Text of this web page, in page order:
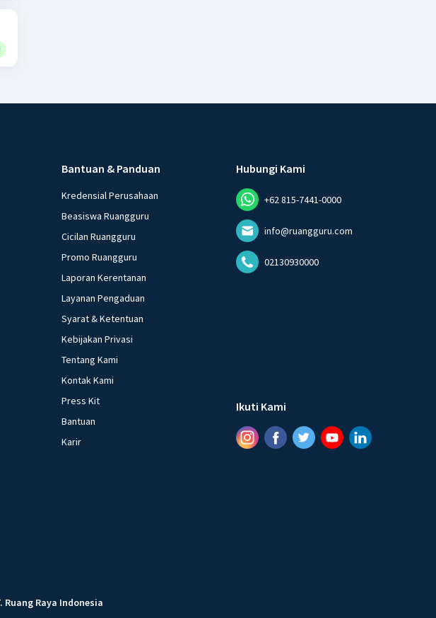
Bantuan & Panduan
Kredensial Perusahaan
Beasiswa Ruangguru
Cicilan Ruangguru
Promo Ruangguru
Laporan Kerentanan
Layanan Pengaduan
Syarat & Ketentuan
Kebijakan Privasi
Tentang Kami
Kontak Kami
Press Kit
Bantuan
Karir
Hubungi Kami
+62 815-7441-0000
info@ruangguru.com
02130930000
Ikuti Kami
Ruang Raya Indonesia